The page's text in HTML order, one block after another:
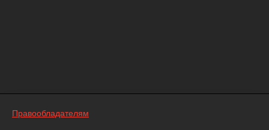
Правообладателям